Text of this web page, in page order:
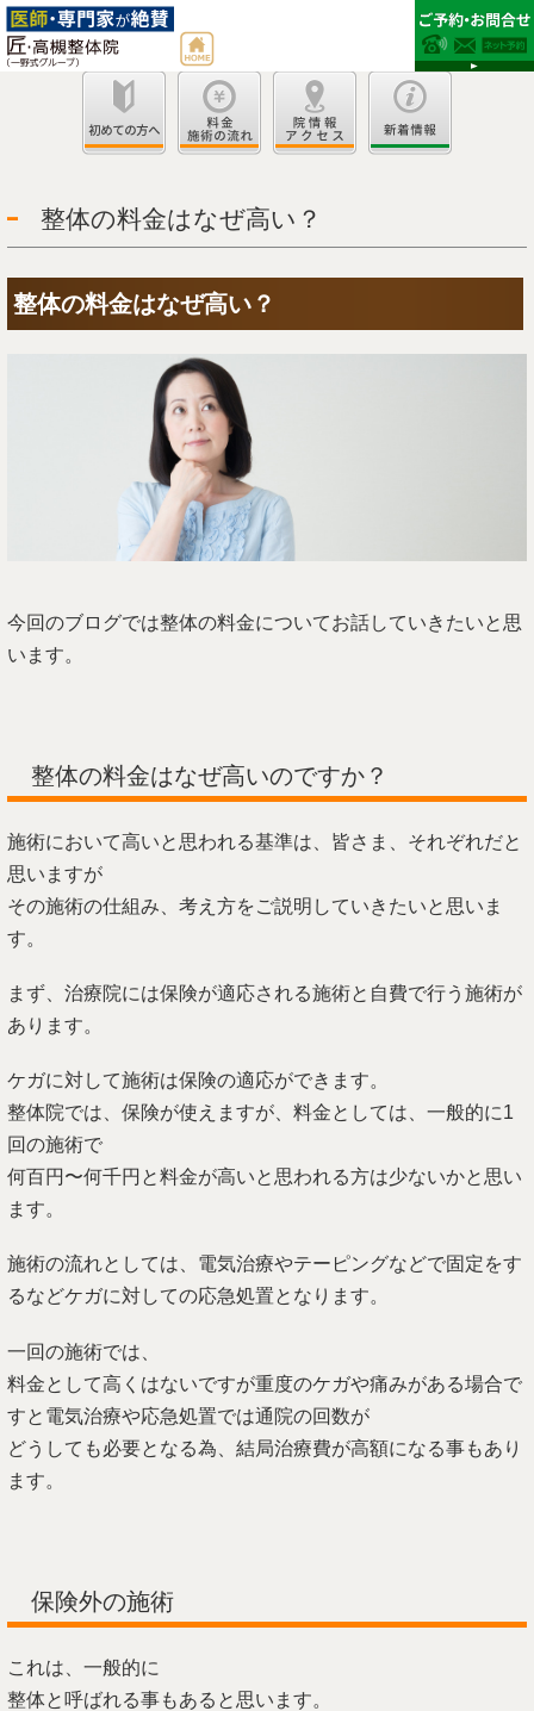
整体の料金はなぜ高い？
整体の料金はなぜ高い？
今回のブログでは整体の料金についてお話していきたいと思
います。
整体の料金はなぜ高いのですか？
施術において高いと思われる基準は、皆さま、それぞれだと
思いますが
その施術の仕組み、考え方をご説明していきたいと思いま
す。
まず、治療院には保険が適応される施術と自費で行う施術が
あります。
ケガに対して施術は保険の適応ができます。
整体院では、保険が使えますが、料金としては、一般的に1
回の施術で
何百円〜何千円と料金が高いと思われる方は少ないかと思い
ます。
施術の流れとしては、電気治療やテーピングなどで固定をす
るなどケガに対しての応急処置となります。
一回の施術では、
料金として高くはないですが重度のケガや痛みがある場合で
すと電気治療や応急処置では通院の回数が
どうしても必要となる為、結局治療費が高額になる事もあり
ます。
保険外の施術
これは、一般的に
整体と呼ばれる事もあると思います。